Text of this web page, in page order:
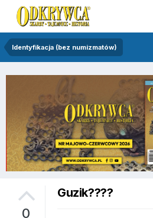
Identyfikacja (bez numizmatów)
0
Guzik????